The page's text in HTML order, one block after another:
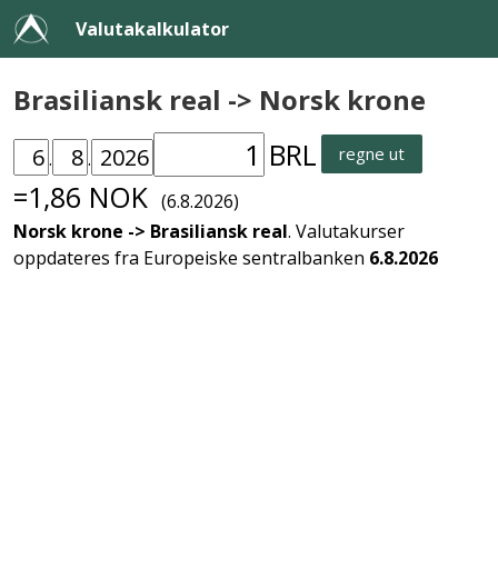
Valutakalkulator
Brasiliansk real -> Norsk krone
. . BRL regne ut
=1,86 NOK (6.8.2026)
Norsk krone -> Brasiliansk real. Valutakurser
oppdateres fra Europeiske sentralbanken 6.8.2026